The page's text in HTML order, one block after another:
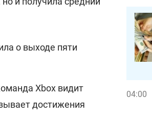
о выходе пяти
Xbox видит
достижения
04:00